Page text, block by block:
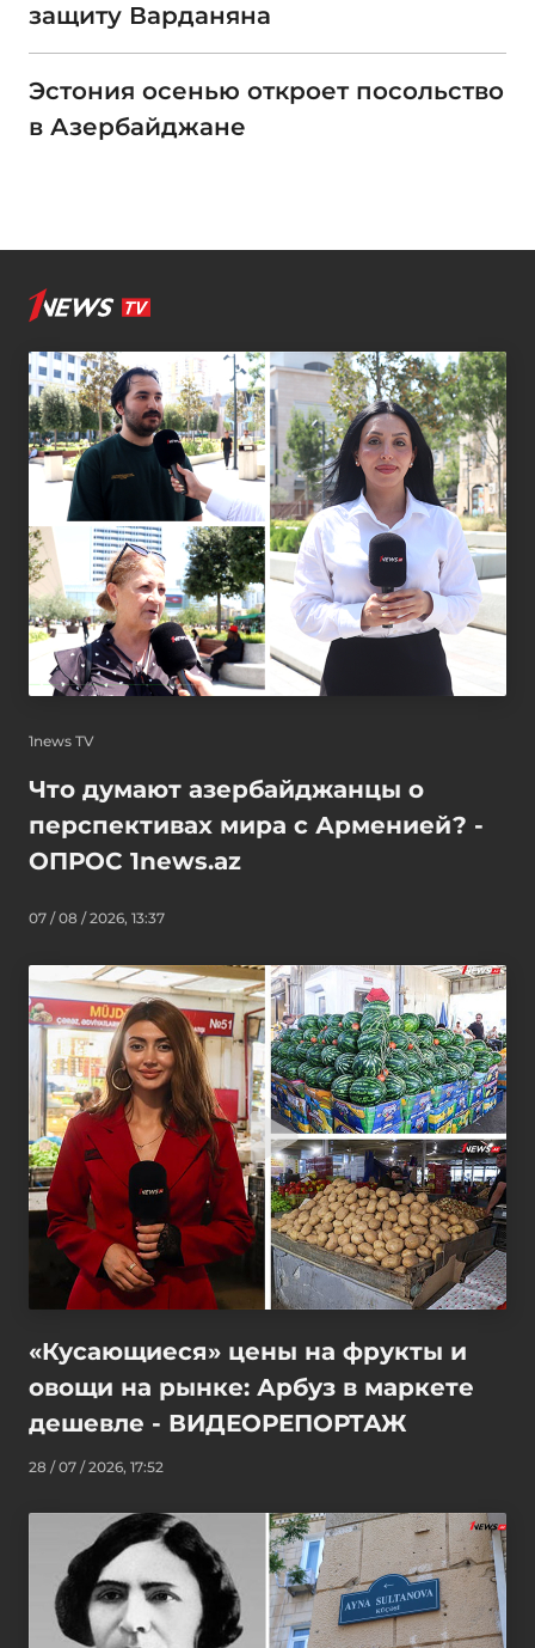
защиту Варданяна
Эстония осенью откроет посольство
в Азербайджане
1news TV
Что думают азербайджанцы о
перспективах мира с Арменией? -
ОПРОС 1news.az
07 / 08 / 2026, 13:37
«Кусающиеся» цены на фрукты и
овощи на рынке: Арбуз в маркете
дешевле - ВИДЕОРЕПОРТАЖ
28 / 07 / 2026, 17:52